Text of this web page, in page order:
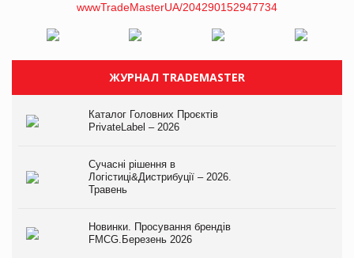
ЖУРНАЛ TRADEMASTER
Каталог Головних Проєктів
PrivateLabel – 2026
Сучасні рішення в
Логістиці&Дистрибуції – 2026.
Травень
Новинки. Просування брендів
FMCG.Березень 2026